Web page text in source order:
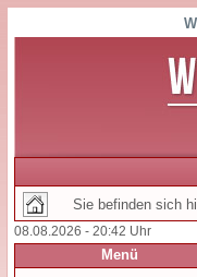
Sie befinden sich
08.08.2026 - 20:42 Uhr
Menü